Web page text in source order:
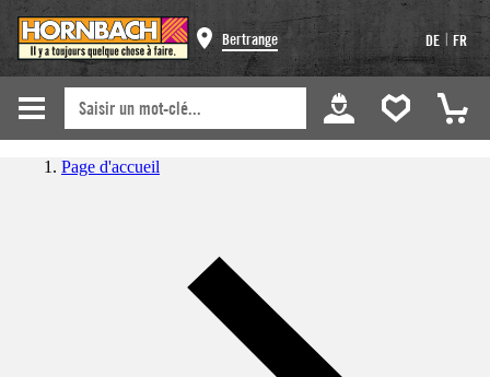
Bertrange DE | FR
Page d'accueil